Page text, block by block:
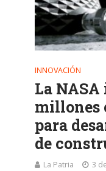
INNOVACIÓN
La
millones
para
de
La Patria 3